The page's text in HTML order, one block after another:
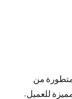
من
للعميل.